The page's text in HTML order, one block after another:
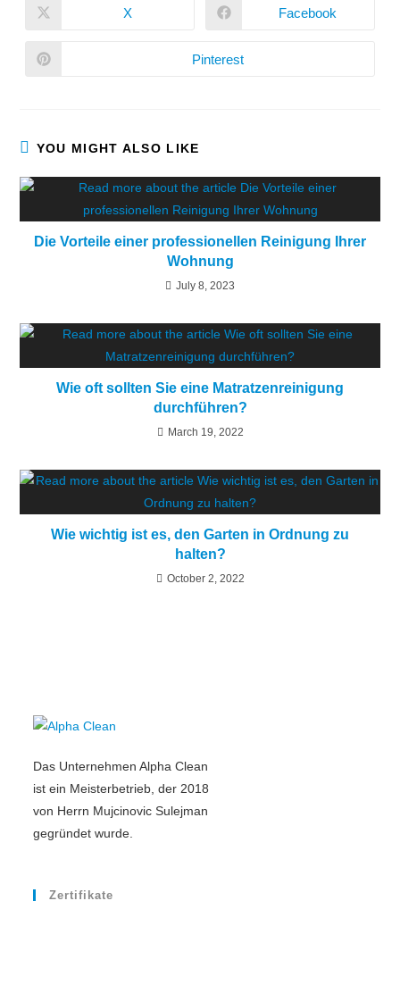
X Facebook
Pinterest
YOU MIGHT ALSO LIKE
Die Vorteile einer professionellen Reinigung Ihrer
Wohnung
July 8, 2023
Wie oft sollten Sie eine Matratzenreinigung
durchführen?
March 19, 2022
Wie wichtig ist es, den Garten in Ordnung zu
halten?
October 2, 2022
Das Unternehmen Alpha Clean
ist ein Meisterbetrieb, der 2018
von Herrn Mujcinovic Sulejman
gegründet wurde.
Zertifikate